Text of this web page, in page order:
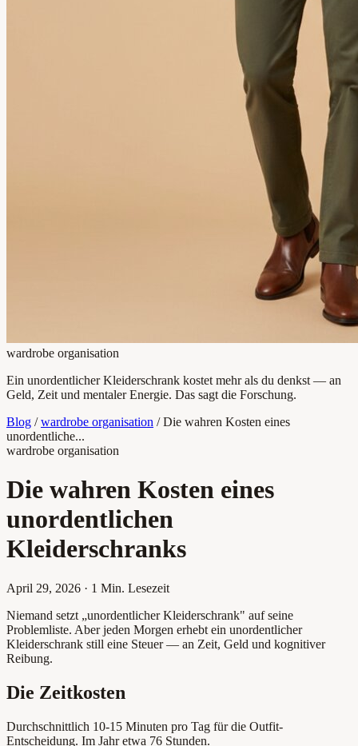
wardrobe organisation
Ein unordentlicher Kleiderschrank kostet mehr als du denkst — an
Geld, Zeit und mentaler Energie. Das sagt die Forschung.
Blog / wardrobe organisation / Die wahren Kosten eines
unordentliche...
wardrobe organisation
Die wahren Kosten eines
unordentlichen
Kleiderschranks
April 29, 2026 · 1 Min. Lesezeit
Niemand setzt „unordentlicher Kleiderschrank" auf seine
Problemliste. Aber jeden Morgen erhebt ein unordentlicher
Kleiderschrank still eine Steuer — an Zeit, Geld und kognitiver
Reibung.
Die Zeitkosten
Durchschnittlich 10-15 Minuten pro Tag für die Outfit-
Entscheidung. Im Jahr etwa 76 Stunden.